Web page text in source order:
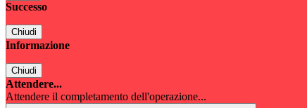
Successo
Chiudi
Informazione
Chiudi
Attendere...
Attendere il completamento dell'operazione...